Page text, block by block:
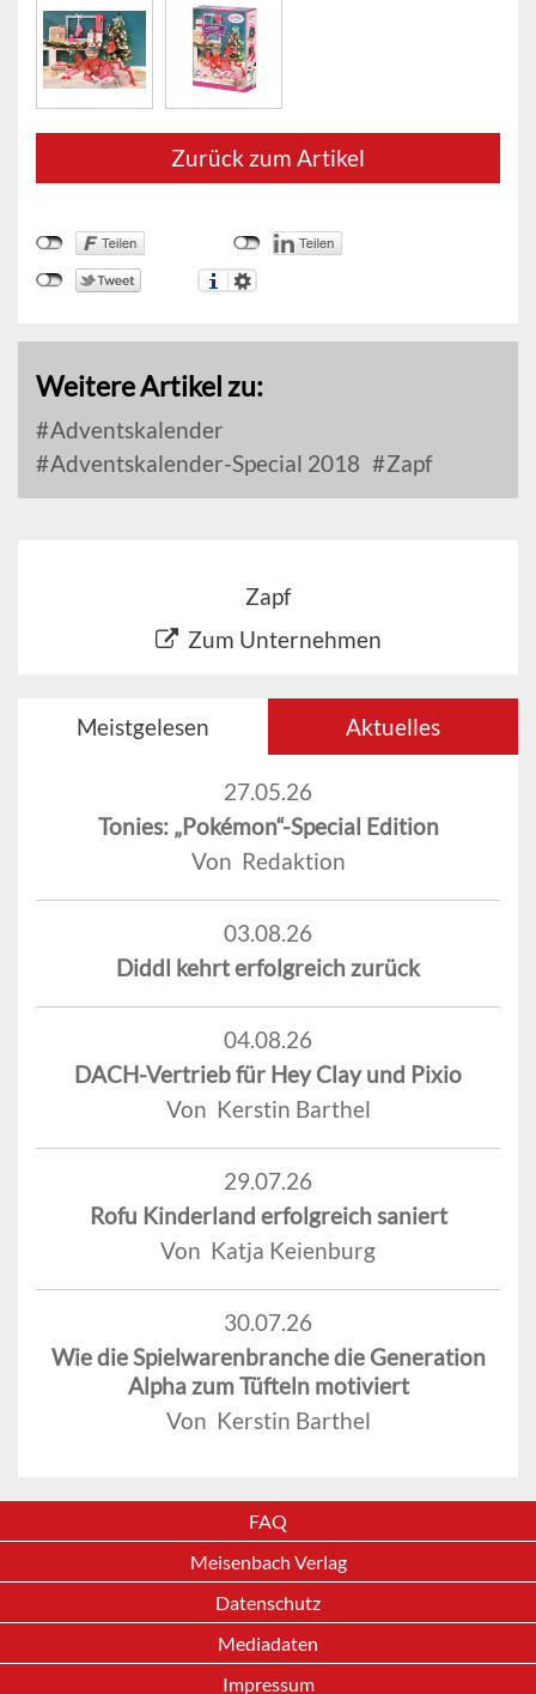
Zurück zum Artikel
Weitere Artikel zu:
Adventskalender
Adventskalender-Special 2018
Zapf
Zapf
Zum Unternehmen
Meistgelesen Aktuelles
27.05.26
Tonies: „Pokémon“-Special Edition
Von Redaktion
03.08.26
Diddl kehrt erfolgreich zurück
04.08.26
DACH-Vertrieb für Hey Clay und Pixio
Von Kerstin Barthel
29.07.26
Rofu Kinderland erfolgreich saniert
Von Katja Keienburg
30.07.26
Wie die Spielwarenbranche die Generation
Alpha zum Tüfteln motiviert
Von Kerstin Barthel
FAQ
Meisenbach Verlag
Datenschutz
Mediadaten
Impressum